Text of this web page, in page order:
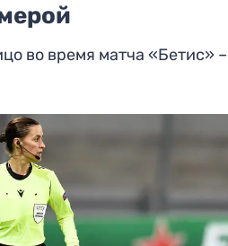
во время матча «Бетис» –